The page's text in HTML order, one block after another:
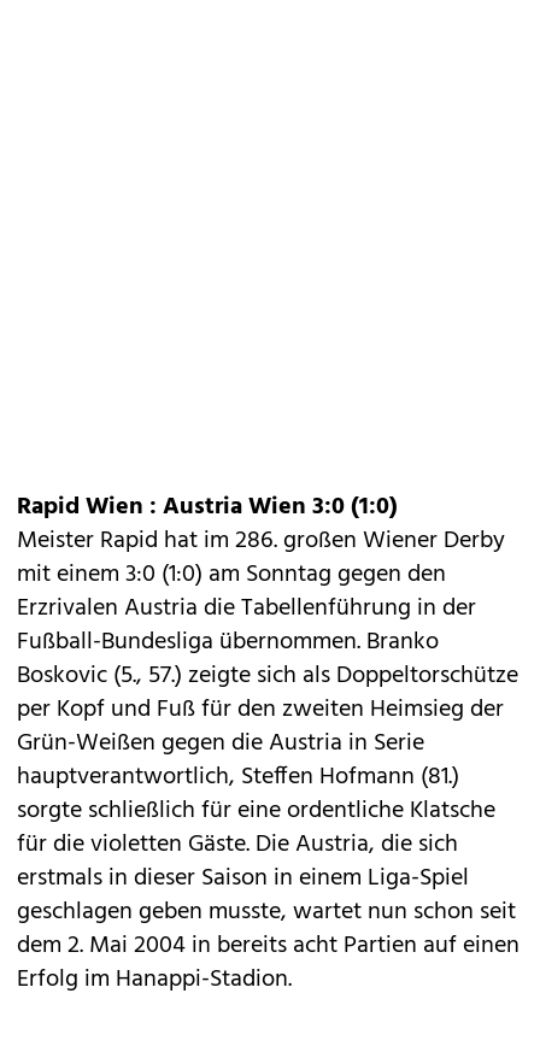
Rapid Wien : Austria Wien 3:0 (1:0)
Meister Rapid hat im 286. großen Wiener Derby
mit einem 3:0 (1:0) am Sonntag gegen den
Erzrivalen Austria die Tabellenführung in der
Fußball-Bundesliga übernommen. Branko
Boskovic (5., 57.) zeigte sich als Doppeltorschütze
per Kopf und Fuß für den zweiten Heimsieg der
Grün-Weißen gegen die Austria in Serie
hauptverantwortlich, Steffen Hofmann (81.)
sorgte schließlich für eine ordentliche Klatsche
für die violetten Gäste. Die Austria, die sich
erstmals in dieser Saison in einem Liga-Spiel
geschlagen geben musste, wartet nun schon seit
dem 2. Mai 2004 in bereits acht Partien auf einen
Erfolg im Hanappi-Stadion.